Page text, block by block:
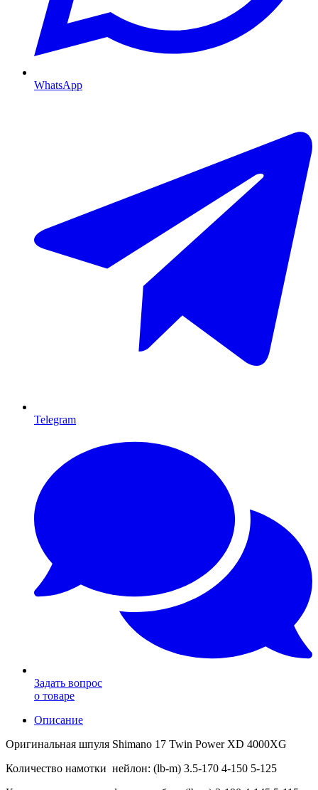
WhatsApp
Telegram
Задать вопрос
о товаре
Описание
Оригинальная шпуля Shimano 17 Twin Power XD 4000XG
Количество намотки нейлон: (lb-m) 3.5-170 4-150 5-125